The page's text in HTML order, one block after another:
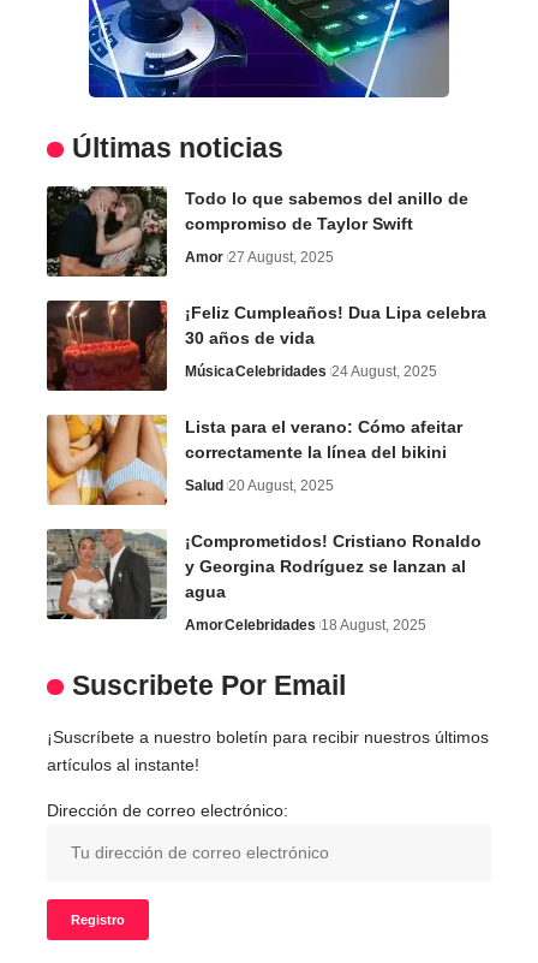
Últimas noticias
Todo lo que sabemos del anillo de
compromiso de Taylor Swift
Amor 27 August, 2025
¡Feliz Cumpleaños! Dua Lipa celebra
30 años de vida
MúsicaCelebridades 24 August, 2025
Lista para el verano: Cómo afeitar
correctamente la línea del bikini
Salud 20 August, 2025
¡Comprometidos! Cristiano Ronaldo
y Georgina Rodríguez se lanzan al
agua
AmorCelebridades 18 August, 2025
Suscribete Por Email
¡Suscríbete a nuestro boletín para recibir nuestros últimos
artículos al instante!
Dirección de correo electrónico: